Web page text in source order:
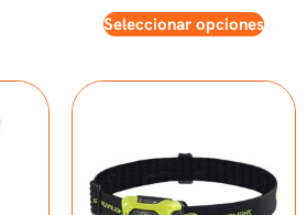
Seleccionar opciones